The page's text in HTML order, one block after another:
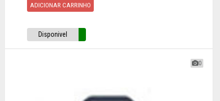
ADICIONAR CARRINHO
Disponivel
0